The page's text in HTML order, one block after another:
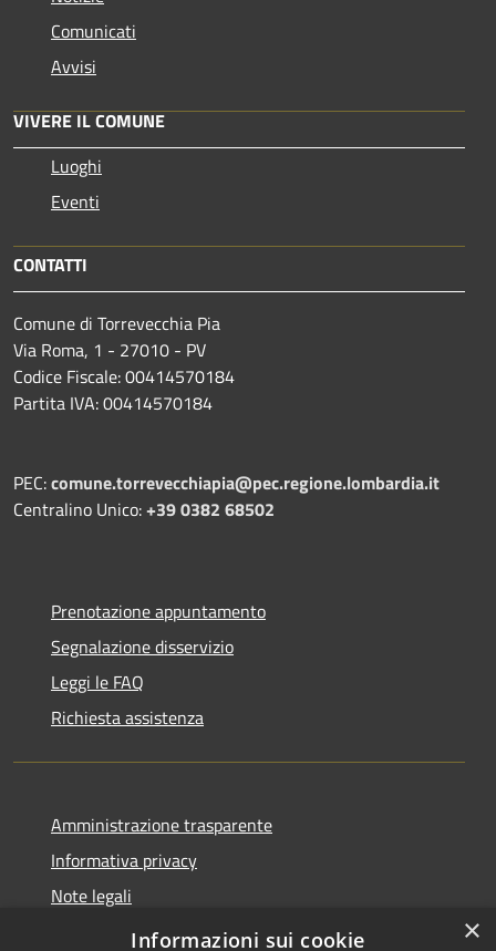
Comunicati
Avvisi
VIVERE IL COMUNE
Luoghi
Eventi
CONTATTI
Comune di Torrevecchia Pia
Via Roma, 1 - 27010 - PV
Codice Fiscale: 00414570184
Partita IVA: 00414570184
PEC:comune.torrevecchiapia@pec.regione.lombardia.it
Centralino Unico:+39 0382 68502
Prenotazione appuntamento
Segnalazione disservizio
Leggi le FAQ
Richiesta assistenza
Amministrazione trasparente
Informativa privacy
Note legali
Dichiarazione di accessibilità
×
Informazioni sui cookie